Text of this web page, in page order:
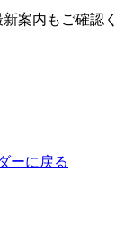
案内もご確認く
ーに戻る